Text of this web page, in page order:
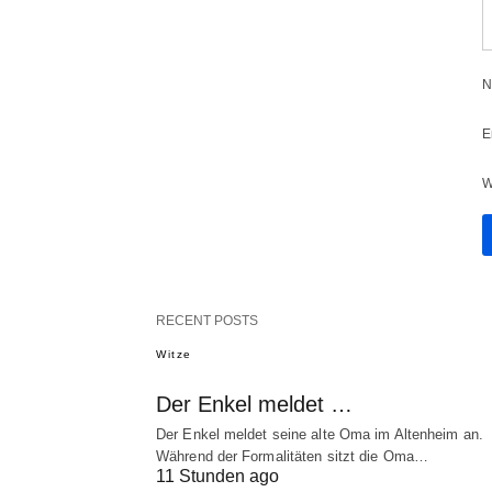
RECENT POSTS
Witze
Der Enkel meldet …
Der Enkel meldet seine alte Oma im Altenheim an.
Während der Formalitäten sitzt die Oma…
11 Stunden ago